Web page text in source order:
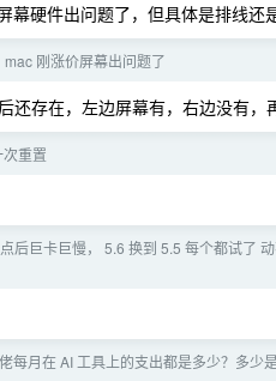
幕硬件出问题了，但具体是排线还
mac 刚涨价屏幕出问题了
还存在，左边屏幕有，右边没有，
重置
后巨卡巨慢， 5.6 换到 5.5 每个都试了
每月在 AI 工具上的支出都是多少？多少